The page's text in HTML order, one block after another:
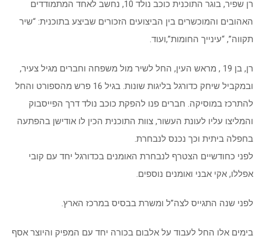
רן שפיר, בוגר התוכנית כוכב נולד 10, נחשב לאחד המתמודדים
האהובים והמוכשרים בין הביצועים הזכורים שביצע בתוכנית: “שיר
תקווה”, “עינייך החומות”,ועוד.
רן, בן 19 , מראש העין, החל לשיר מול משפחה וחברים מגיל צעיר,
ובמקביל שיחק כדורגל בליגות שונות. בגיל 16 פרש מהספורט והחל
להתרכז במוסיקה. חברים פנו להפקת כוכב נולד דרך הפייסבוק
והמליצו עליו לעונת העשור, צוות התוכנית הכין לו אודישן בהפתעה
בחפלה ביתית וכך נכנס לנבחרת.
לפני כחודשיים הצטרף לנבחרת האומנים בכדורגל יחד עם קובי
אפללו, אקי אבני ואומנים נוספים.
לפני שנה התגייס לצה”ל ומשרת בבסיס במרכז הארץ.
בימים אלו החל לעבוד על אלבום בכורה יחד עם המפיק והיוצר אסף